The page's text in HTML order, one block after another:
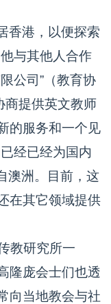
香港，以便探索
与其他人合作
公司”（教育协
商提供英文教师
的服务和一个见
经已经为国内
澳洲。目前，这
在其它领域提供
教研究所一
隆庞会士们也透
向当地教会与社